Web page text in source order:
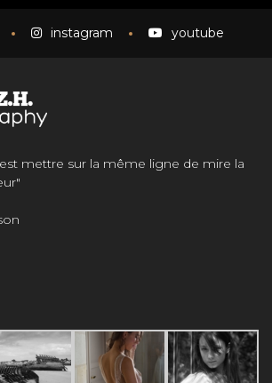
instagram youtube
mettre sur la même ligne de mire la